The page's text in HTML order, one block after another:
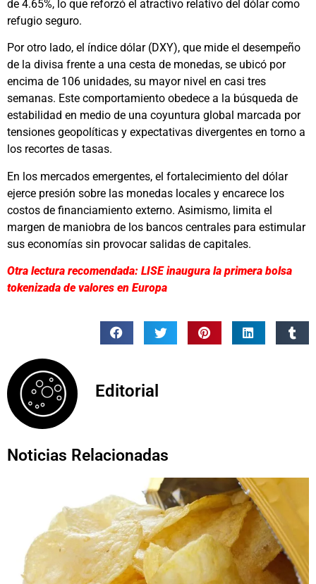
de 4.65%, lo que reforzó el atractivo relativo del dólar como
refugio seguro.
Por otro lado, el índice dólar (DXY), que mide el desempeño
de la divisa frente a una cesta de monedas, se ubicó por
encima de 106 unidades, su mayor nivel en casi tres
semanas. Este comportamiento obedece a la búsqueda de
estabilidad en medio de una coyuntura global marcada por
tensiones geopolíticas y expectativas divergentes en torno a
los recortes de tasas.
En los mercados emergentes, el fortalecimiento del dólar
ejerce presión sobre las monedas locales y encarece los
costos de financiamiento externo. Asimismo, limita el
margen de maniobra de los bancos centrales para estimular
sus economías sin provocar salidas de capitales.
Otra lectura recomendada: LISE inaugura la primera bolsa
tokenizada de valores en Europa
Editorial
Noticias Relacionadas